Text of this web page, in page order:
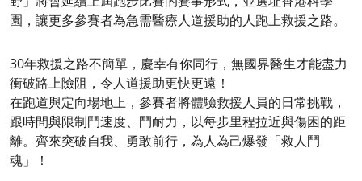
園，讓更多參賽者為急需醫療人道援助的人跑上救援之路。
30年救援之路不簡單，慶幸有你同行，無國界醫生才能盡力
衝破路上險阻，令人道援助更快更遠！
在跑道與定向場地上，參賽者將體驗救援人員的日常挑戰，
跟時間與限制鬥速度、鬥耐力，以每步里程拉近與傷困的距
離。齊來突破自我、勇敢前行，為人為己爆發「救人鬥
魂」！